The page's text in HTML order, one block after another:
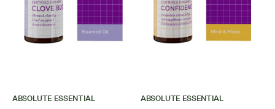
ABSOLUTE ESSENTIAL ABSOLUTE ESSENTIAL